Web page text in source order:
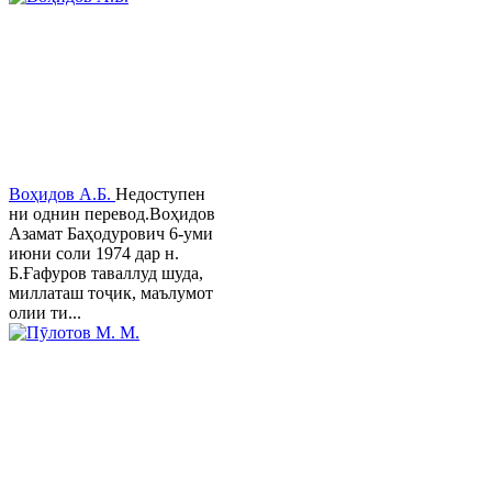
Воҳидов А.Б. Недоступен
ни однин перевод.Воҳидов
Азамат Баҳодурович 6-уми
июни соли 1974 дар н.
Б.Ғафуров таваллуд шуда,
миллаташ тоҷик, маълумот
олии ти...